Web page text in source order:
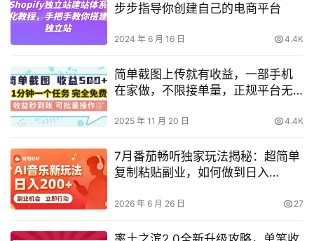
步步指导你创建自己的电商平台
2024 年 6 月 16 日 4.4K
简单截图上传就有收益，一部手机
在家做，不限接单量，正规平台无
2025 年 11 月 20 日 4.4K
7月番茄畅听独家玩法揭秘：超简单
复制粘贴副业，如何做到日入
2026 年 6 月 26 日 27